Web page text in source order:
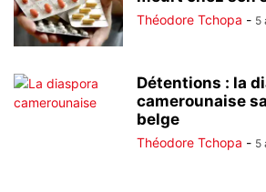
Théodore Tchopa - 5
Détentions : la
camerounaise
belge
Théodore Tchopa - 5